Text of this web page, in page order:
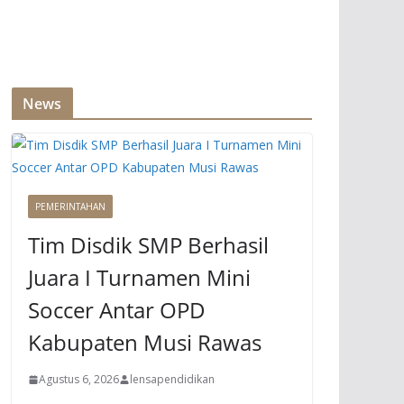
News
PEMERINTAHAN
Tim Disdik SMP Berhasil
Juara I Turnamen Mini
Soccer Antar OPD
Kabupaten Musi Rawas
Agustus 6, 2026 lensapendidikan